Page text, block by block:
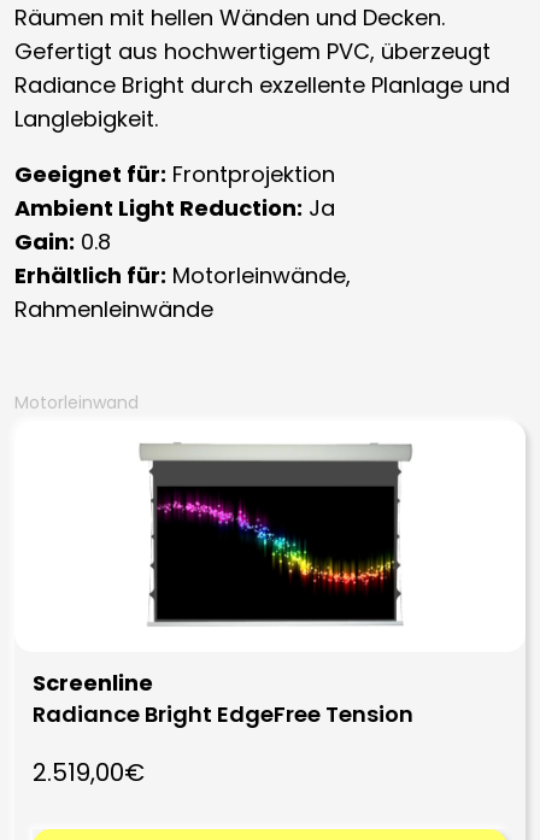
Räumen mit hellen Wänden und Decken.
Gefertigt aus hochwertigem PVC, überzeugt
Radiance Bright durch exzellente Planlage und
Langlebigkeit.
Geeignet für: Frontprojektion
Ambient Light Reduction: Ja
Gain: 0.8
Erhältlich für: Motorleinwände,
Rahmenleinwände
Motorleinwand
Screenline
Radiance Bright EdgeFree Tension
2.519,00€